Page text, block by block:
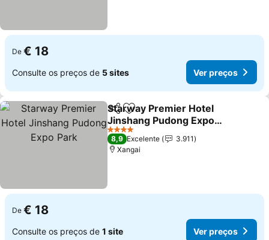
De € 18
Consulte os preços de 5 sites Ver preços
PartilharAdicionar aos favoritos
Starway Premier Hotel
Jinshang Pudong Expo
Park
4 Estrelas
8,9 Excelente
3.911
Xangai
De € 18
Consulte os preços de 1 site Ver preços